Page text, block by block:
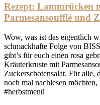
Rezept: Lammrücken
Parmesansoufflé und
Wow, was ist das eigentlich
schmackhafte Folge von
gibt’s für euch einen rosa
Kräuterkruste mit
Zuckerschotensalat. Für alle,
noch mal nachlesen
#herbstmenü